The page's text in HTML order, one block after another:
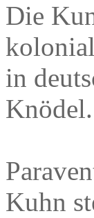
Die
in
Knödel.
Kuhn